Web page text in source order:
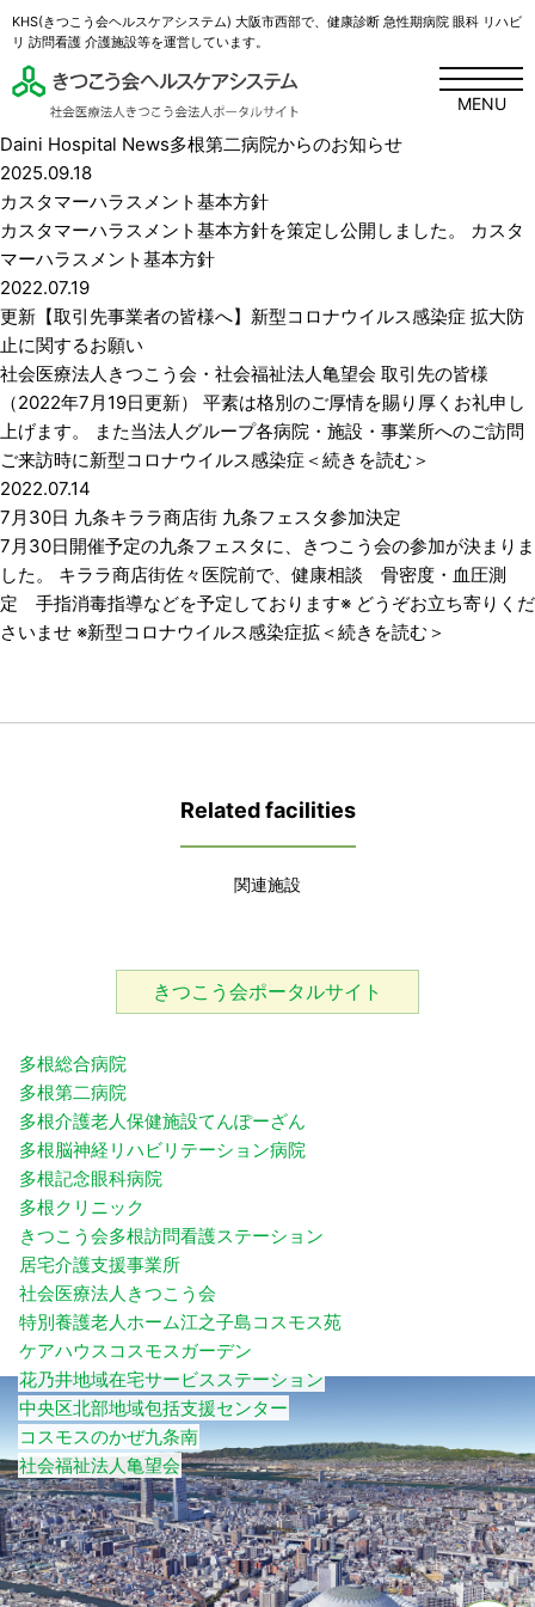
KHS(きつこう会ヘルスケアシステム) 大阪市西部で、健康診断 急性期病院 眼科 リハビ
リ 訪問看護 介護施設等を運営しています。
MENU
Daini Hospital News多根第二病院からのお知らせ
2025.09.18
カスタマーハラスメント基本方針
カスタマーハラスメント基本方針を策定し公開しました。 カスタ
マーハラスメント基本方針
2022.07.19
更新【取引先事業者の皆様へ】新型コロナウイルス感染症 拡大防
止に関するお願い
社会医療法人きつこう会・社会福祉法人亀望会 取引先の皆様
（2022年7月19日更新） 平素は格別のご厚情を賜り厚くお礼申し
上げます。 また当法人グループ各病院・施設・事業所へのご訪問
ご来訪時に新型コロナウイルス感染症＜続きを読む＞
2022.07.14
7月30日 九条キララ商店街 九条フェスタ参加決定
7月30日開催予定の九条フェスタに、きつこう会の参加が決まりま
した。 キララ商店街佐々医院前で、健康相談 骨密度・血圧測
定 手指消毒指導などを予定しております※ どうぞお立ち寄りくだ
さいませ ※新型コロナウイルス感染症拡＜続きを読む＞
Related facilities
関連施設
きつこう会ポータルサイト
多根総合病院
多根第二病院
多根介護老人保健施設てんぽーざん
多根脳神経リハビリテーション病院
多根記念眼科病院
多根クリニック
きつこう会多根訪問看護ステーション
居宅介護支援事業所
社会医療法人きつこう会
特別養護老人ホーム江之子島コスモス苑
ケアハウスコスモスガーデン
花乃井地域在宅サービスステーション
中央区北部地域包括支援センター
コスモスのかぜ九条南
社会福祉法人亀望会